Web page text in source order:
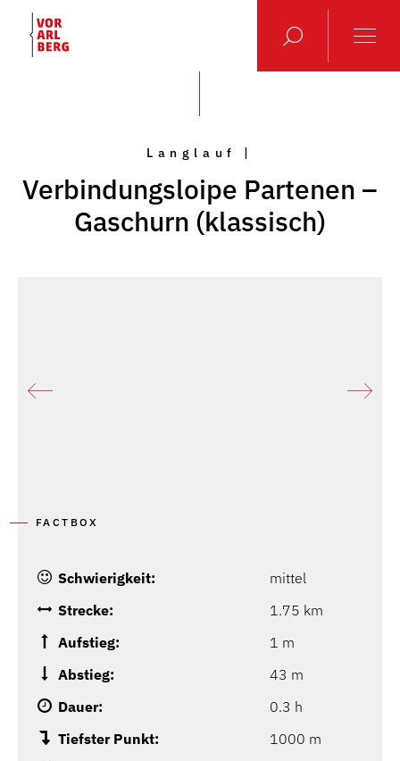
Langlauf |
Verbindungsloipe Partenen –
Gaschurn (klassisch)
FACTBOX
Schwierigkeit:
mittel
Strecke:
1.75 km
Aufstieg:
1 m
Abstieg:
43 m
Dauer:
0.3 h
Tiefster Punkt:
1000 m